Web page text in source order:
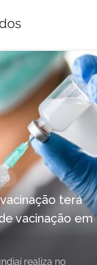
terá
vacinação em
realiza no